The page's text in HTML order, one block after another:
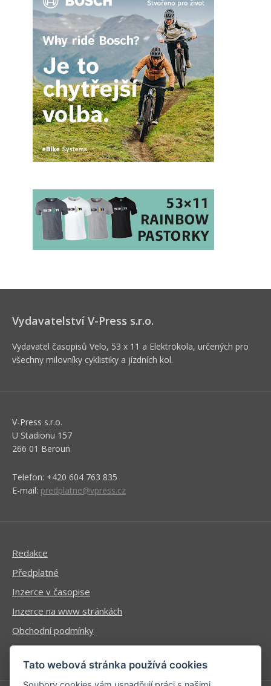
Vydavatelství V-Press s.r.o.
Vydavatel časopisů Velo, 53 x 11 a Elektrokola, určených pro
všechny milovníky cyklistiky a jízdních kol.
V-Press s.r.o.
U Stadionu 157
266 01 Beroun
Telefon: +420 604 763 835
E-mail: predplatne@vpress.cz
Redakce
Předplatné
Inzerce v časopise
Inzerce na www stránkách
Obchodní podmínky
Ochrana osobních údajů
Tato webová stránka používá cookies